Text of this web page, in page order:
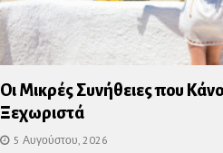
Οι Μικρές Συνήθειες που
Ξεχωριστά
5 Αυγούστου, 2026